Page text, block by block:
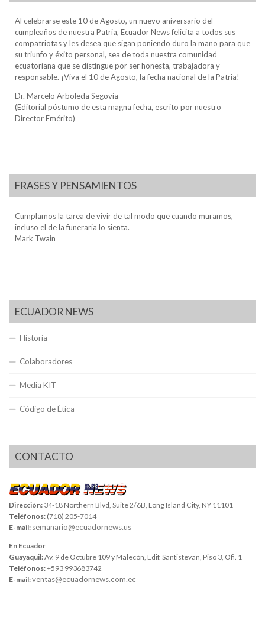
Al celebrarse este 10 de Agosto, un nuevo aniversario del
cumpleaños de nuestra Patria, Ecuador News felicita a todos sus
compatriotas y les desea que sigan poniendo duro la mano para que
su triunfo y éxito personal, sea de toda nuestra comunidad
ecuatoriana que se distingue por ser honesta, trabajadora y
responsable. ¡Viva el 10 de Agosto, la fecha nacional de la Patria!
Dr. Marcelo Arboleda Segovia
(Editorial póstumo de esta magna fecha, escrito por nuestro
Director Emérito)
FRASES Y PENSAMIENTOS
Cumplamos la tarea de vivir de tal modo que cuando muramos,
incluso el de la funeraria lo sienta.
Mark Twain
ECUADOR NEWS
Historia
Colaboradores
Media KIT
Código de Ética
CONTACTO
Dirección: 34-18 Northern Blvd, Suite 2/6B, Long Island City, NY 11101
Teléfonos: (718) 205-7014
E-mail: semanario@ecuadornews.us
En Ecuador
Guayaquil:Av. 9 de Octubre 109 y Malecón, Edif. Santistevan, Piso 3, Ofi. 1
Teléfonos:+593 993683742
E-mail:ventas@ecuadornews.com.ec